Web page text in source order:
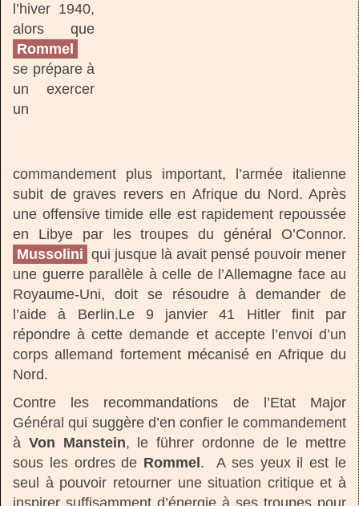
l’hiver 1940,
alors que
Rommel
se prépare à
un exercer
un
commandement plus important, l’armée italienne
subit de graves revers en Afrique du Nord. Après
une offensive timide elle est rapidement repoussée
en Libye par les troupes du général O’Connor.
Mussolini qui jusque là avait pensé pouvoir mener
une guerre parallèle à celle de l’Allemagne face au
Royaume-Uni, doit se résoudre à demander de
l’aide à Berlin.Le 9 janvier 41 Hitler finit par
répondre à cette demande et accepte l’envoi d’un
corps allemand fortement mécanisé en Afrique du
Nord.
Contre les recommandations de l’Etat Major
Général qui suggère d’en confier le commandement
à Von Manstein, le führer ordonne de le mettre
sous les ordres de Rommel . A ses yeux il est le
seul à pouvoir retourner une situation critique et à